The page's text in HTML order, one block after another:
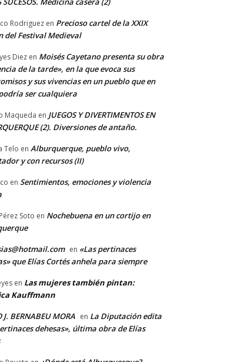
Rodriguez en Precioso cartel de la XXIX
del Festival Medieval
Diez en Moisés Cayetano presenta su obra
de la tarde», en la que evoca sus
y sus vivencias en un pueblo que en
ser cualquiera
Maqueda en JUEGOS Y DIVERTIMENTOS EN
(2). Diversiones de antaño.
Telo en Alburquerque, pueblo vivo,
y con recursos (II)
en Sentimientos, emociones y violencia
Soto en Nochebuena en un cortijo en
en «Las pertinaces
que Elías Cortés anhela para siempre
en Las mujeres también pintan:
Kauffmann
J. BERNABEU MORA en La Diputación edita
dehesas», última obra de Elías